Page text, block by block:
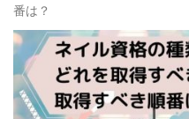
番は？